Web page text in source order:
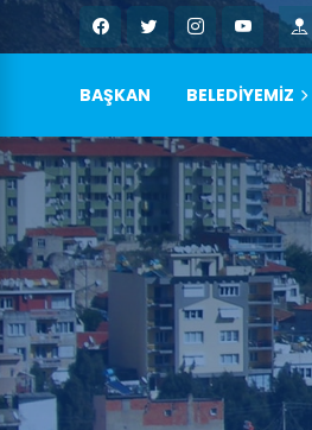
BAŞKAN BELEDİYEMİZ